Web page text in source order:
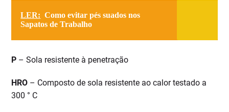
LER: Como evitar pés suados nos
Sapatos de Trabalho
P – Sola resistente à penetração
HRO – Composto de sola resistente ao calor testado a
300 ° C